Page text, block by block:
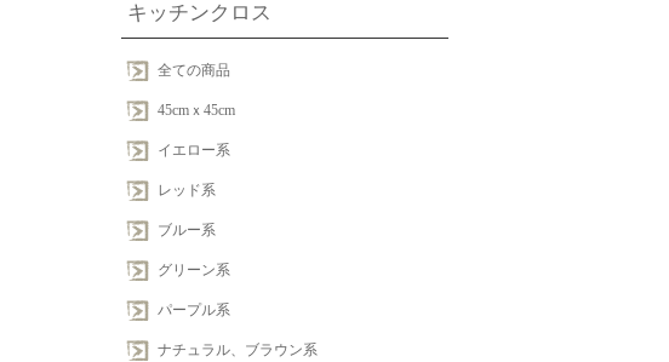
キッチンクロス
全ての商品
45cmｘ45cm
イエロー系
レッド系
ブルー系
グリーン系
パープル系
ナチュラル、ブラウン系